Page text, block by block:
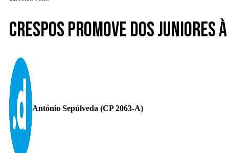
Crespos promove dos juniores
António Sepúlveda (CP 2063-A)